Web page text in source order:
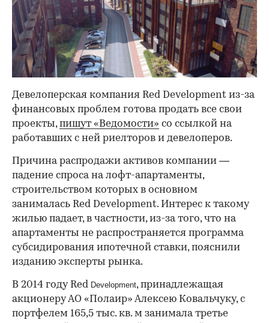
Девелоперская компания Red Development из-за
финансовых проблем готова продать все свои
проекты,пишут «Ведомости» со ссылкой на
работавших с ней риелторов и девелоперов.
Причина распродажи активов компании —
падение спроса на лофт-апартаменты,
строительством которых в основном
занималась Red Development. Интерес к такому
жилью падает, в частности, из-за того, что на
апартаменты не распространяется программа
субсидирования ипотечной ставки, пояснили
изданию эксперты рынка.
В 2014 году Red Development, принадлежащая
акционеру АО «Полаир» Алексею Ковальчуку, с
портфелем 165,5 тыс. кв. м занимала третье